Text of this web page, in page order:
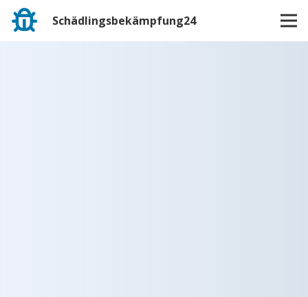
Schädlingsbekämpfung24